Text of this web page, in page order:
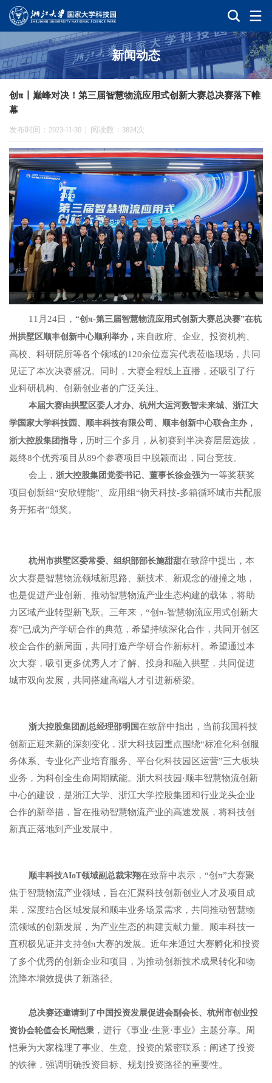
新闻动态
创π丨巅峰对决！第三届智慧物流应用式创新大赛总决赛落下帷
幕
发布时间：2023-11-30 阅读数：3834次
11月24日，“创π-第三届智慧物流应用式创新大赛总决赛”在杭
州拱墅区顺丰创新中心顺利举办， 来自政府、企业、投资机构、
高校、科研院所等各个领域的120余位嘉宾代表莅临现场，共同
见证了本次决赛盛况。同时，大赛全程线上直播，还吸引了行
业科研机构、创新创业者的广泛关注。
本届大赛由拱墅区委人才办、杭州大运河数智未来城、浙江大
学国家大学科技园、顺丰科技有限公司、顺丰创新中心联合主办，
浙大控股集团指导， 历时三个多月，从初赛到半决赛层层选拔，
最终8个优秀项目从89个参赛项目中脱颖而出，同台竞技。
会上，浙大控股集团党委书记、董事长徐金强为一等奖获奖
项目创新组“安欣锂能”、应用组“物天科技-多箱循环城市共配服
务开拓者”颁奖。
杭州市拱墅区委常委、组织部部长施甜甜在致辞中提出，本
次大赛是智慧物流领域新思路、新技术、新观念的碰撞之地，
也是促进产业创新、推动智慧物流产业生态构建的载体，将助
力区域产业转型新飞跃。三年来，“创π-智慧物流应用式创新大
赛”已成为产学研合作的典范，希望持续深化合作，共同开创区
校企合作的新局面，共同打造产学研合作新标杆。希望通过本
次大赛，吸引更多优秀人才了解、投身和融入拱墅，共同促进
城市双向发展，共同搭建高端人才引进新桥梁。
浙大控股集团副总经理邵明国在致辞中指出，当前我国科技
创新正迎来新的深刻变化，浙大科技园重点围绕“标准化科创服
务体系、专业化产业培育服务、平台化科技园区运营”三大板块
业务，为科创全生命周期赋能。浙大科技园·顺丰智慧物流创新
中心的建设，是浙江大学、浙江大学控股集团和行业龙头企业
合作的新举措，旨在推动智慧物流产业的高速发展，将科技创
新真正落地到产业发展中。
顺丰科技AIoT领域副总裁宋翔在致辞中表示，“创π”大赛聚
焦于智慧物流产业领域，旨在汇聚科技创新创业人才及项目成
果，深度结合区域发展和顺丰业务场景需求，共同推动智慧物
流领域的创新发展，为产业生态的构建贡献力量。顺丰科技一
直积极见证并支持创π大赛的发展。 近年来通过大赛孵化和投资
了多个优秀的创新企业和项目，为推动创新技术成果转化和物
流降本增效提供了新路径。
总决赛还邀请到了中国投资发展促进会副会长、杭州市创业投
资协会轮值会长周恺秉 ，进行《事业·生意·事业》主题分享。周
恺秉为大家梳理了事业、生意、投资的紧密联系；阐述了投资
的铁律，强调明确投资目标、规划投资路径的重要性。